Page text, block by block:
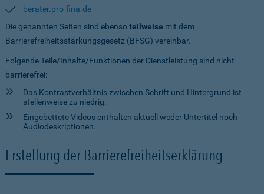
berater.pro-fina.de
Die genannten Seiten sind ebensoteilweise mit dem
Barrierefreiheitsstärkungsgesetz (BFSG) vereinbar.
Folgende Teile/Inhalte/Funktionen der Dienstleistung sind nicht
barrierefrei:
Das Kontrastverhältnis zwischen Schrift und Hintergrund ist
stellenweise zu niedrig.
Eingebettete Videos enthalten aktuell weder Untertitel noch
Audiodeskriptionen.
Erstellung der Barrierefreiheitserklärung